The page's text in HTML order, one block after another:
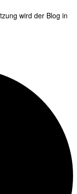
wird der Blog in